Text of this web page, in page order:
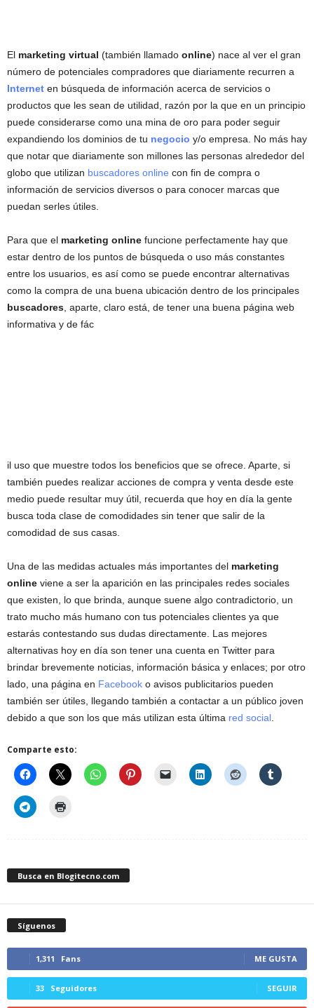
El marketing virtual (también llamado online) nace al ver el gran
número de potenciales compradores que diariamente recurren a
Internet en búsqueda de información acerca de servicios o
productos que les sean de utilidad, razón por la que en un principio
puede considerarse como una mina de oro para poder seguir
expandiendo los dominios de tu negocio y/o empresa. No más hay
que notar que diariamente son millones las personas alrededor del
globo que utilizan buscadores online con fin de compra o
información de servicios diversos o para conocer marcas que
puedan serles útiles.
Para que el marketing online funcione perfectamente hay que
estar dentro de los puntos de búsqueda o uso más constantes
entre los usuarios, es así como se puede encontrar alternativas
como la compra de una buena ubicación dentro de los principales
buscadores , aparte, claro está, de tener una buena página web
informativa y de fác
il uso que muestre todos los beneficios que se ofrece. Aparte, si
también puedes realizar acciones de compra y venta desde este
medio puede resultar muy útil, recuerda que hoy en día la gente
busca toda clase de comodidades sin tener que salir de la
comodidad de sus casas.
Una de las medidas actuales más importantes del marketing
online viene a ser la aparición en las principales redes sociales
que existen, lo que brinda, aunque suene algo contradictorio, un
trato mucho más humano con tus potenciales clientes ya que
estarás contestando sus dudas directamente. Las mejores
alternativas hoy en día son tener una cuenta en Twitter para
brindar brevemente noticias, información básica y enlaces; por otro
lado, una página en Facebook o avisos publicitarios pueden
también ser útiles, llegando también a contactar a un público joven
debido a que son los que más utilizan esta última red social
Comparte esto:
Busca en Blogitecno.com
Síguenos
1,311 Fans ME GUSTA
33 Seguidores SEGUIR